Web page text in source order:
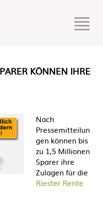
KÖNNEN IHRE
Nach
Pressemitteilun
gen können bis
zu 1,5 Millionen
Sparer ihre
Zulagen für die
Riester Rente